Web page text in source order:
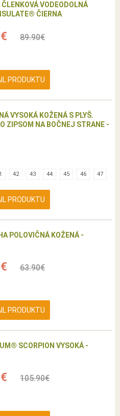
VODEODOLNÁ
ČIERNA
89.90€
PRODUKTU
VYSOKÁ KOŽENÁ S PLYŠ.
ZIPSOM NA BOČNEJ STRANE -
42 43 44 45 46 47
PRODUKTU
POLOVIČNÁ KOŽENÁ -
63.90€
PRODUKTU
SCORPION VYSOKÁ -
105.90€